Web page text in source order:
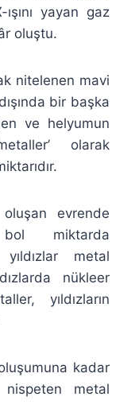
yayan gaz
oluştu.
nitelenen mavi
bir başka
ve helyumun
olarak
oluşan evrende
miktarda
metal
nükleer
yıldızların
kadar
nispeten metal